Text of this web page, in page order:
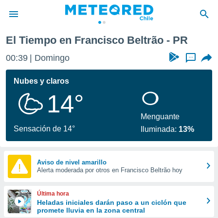
de
por
se
calidad.
a este
las
y
forma
digital
basada
El Tiempo en Francisco Beltrão - PR
00:39 Domingo ...
Nubes y claros
14°
Sensación de 14°
Menguante
Iluminada: 13%
Aviso de nivel amarillo
Alerta moderada por otros en Francisco Beltrão hoy
Última hora
Heladas iniciales darán paso a un ciclón que
promete lluvia en la zona central